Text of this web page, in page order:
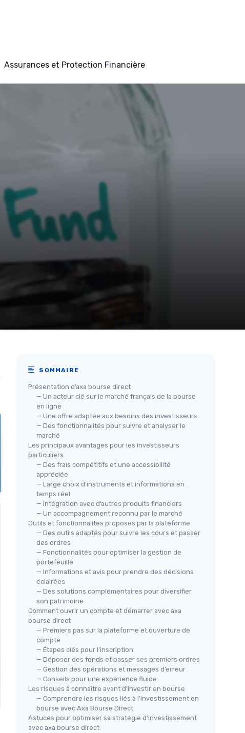
Assurances et Protection Financière
SOMMAIRE
Présentation d’axa bourse direct
— Un acteur clé sur le marché français de la bourse
en ligne
— Une offre adaptée aux besoins des investisseurs
— Des fonctionnalités pour suivre et analyser le
marché
Les principaux avantages pour les investisseurs
particuliers
— Des frais compétitifs et une accessibilité
appréciée
— Large choix d’instruments et informations en
temps réel
— Intégration avec d’autres produits financiers
— Un accompagnement reconnu par le marché
Outils et fonctionnalités proposés par la plateforme
— Des outils adaptés pour suivre les cours et passer
des ordres
— Fonctionnalités pour optimiser la gestion de
portefeuille
— Informations et avis pour prendre des décisions
éclairées
— Des solutions complémentaires pour diversifier
son patrimoine
Comment ouvrir un compte et démarrer avec axa
bourse direct
— Premiers pas sur la plateforme et ouverture de
compte
— Étapes clés pour l’inscription
— Déposer des fonds et passer ses premiers ordres
— Gestion des opérations et messages d’erreur
— Conseils pour une expérience fluide
Les risques à connaître avant d’investir en bourse
— Comprendre les risques liés à l’investissement en
bourse avec Axa Bourse Direct
Astuces pour optimiser sa stratégie d’investissement
avec axa bourse direct